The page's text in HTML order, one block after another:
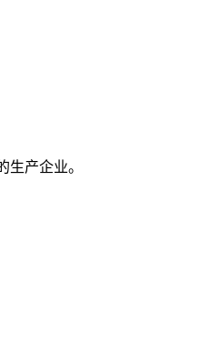
产企业。